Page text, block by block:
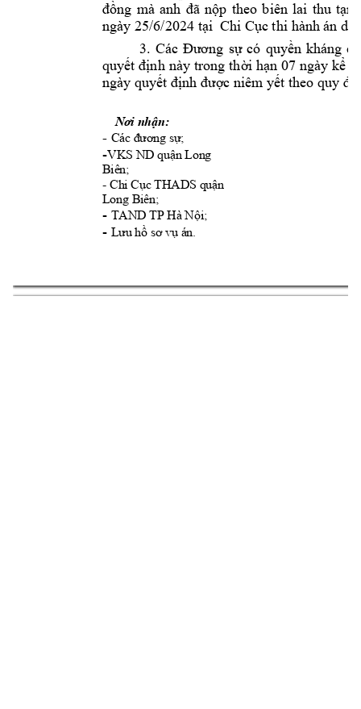
đồng mà anh đã nộp theo biên lai thu tạm
ngày 25/6/2024 tại Chi Cục thi hành án
3. Các Đương sự có quyền kháng
quyết định này trong thời hạn 07 ngày kể
ngày quyết định được niêm yết theo quy
Nơi nhận:
- Các đương sự;
-VKS ND quận Long
Biên;
- Chi Cục THADS quận
Long Biên;
- TAND TP Hà Nội;
- Lưu hồ sơ vụ án.